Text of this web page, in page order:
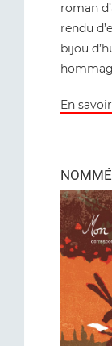
roman
rendu
bijou
En